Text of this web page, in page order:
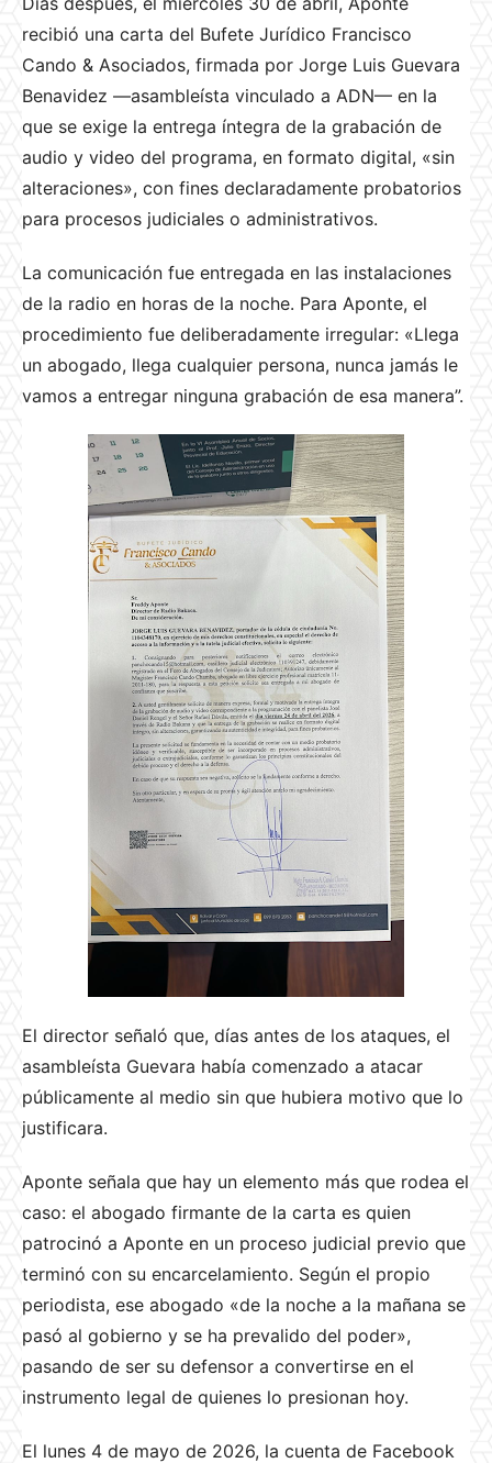
recibió una carta del Bufete Jurídico Francisco
Cando & Asociados, firmada por Jorge Luis Guevara
Benavidez —asambleísta vinculado a ADN— en la
que se exige la entrega íntegra de la grabación de
audio y video del programa, en formato digital, «sin
alteraciones», con fines declaradamente probatorios
para procesos judiciales o administrativos.
La comunicación fue entregada en las instalaciones
de la radio en horas de la noche. Para Aponte, el
procedimiento fue deliberadamente irregular: «Llega
un abogado, llega cualquier persona, nunca jamás le
vamos a entregar ninguna grabación de esa manera”.
El director señaló que, días antes de los ataques, el
asambleísta Guevara había comenzado a atacar
públicamente al medio sin que hubiera motivo que lo
justificara.
Aponte señala que hay un elemento más que rodea el
caso: el abogado firmante de la carta es quien
patrocinó a Aponte en un proceso judicial previo que
terminó con su encarcelamiento. Según el propio
periodista, ese abogado «de la noche a la mañana se
pasó al gobierno y se ha prevalido del poder»,
pasando de ser su defensor a convertirse en el
instrumento legal de quienes lo presionan hoy.
El lunes 4 de mayo de 2026, la cuenta de Facebook